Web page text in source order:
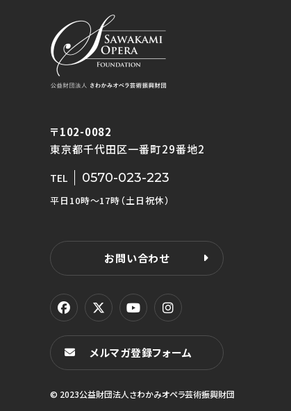
〒102-0082
東京都千代田区一番町29番地2
TEL 0570-023-223
平日10時〜17時（土日祝休）
お問い合わせ
メルマガ登録フォーム
© 2023公益財団法人さわかみオペラ芸術振興財団